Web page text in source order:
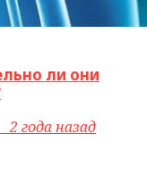
ли они
2 года назад